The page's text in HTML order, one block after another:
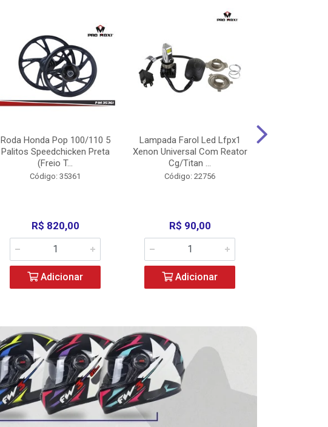
Roda Honda Pop 100/110 5
Palitos Speedchicken Preta
(Freio T...
Código: 35361
R$ 820,00
Adicionar
Lampada Farol Led Lfpx1
Xenon Universal Com Reator
Cg/Titan ...
Código: 22756
R$ 90,00
Adicionar